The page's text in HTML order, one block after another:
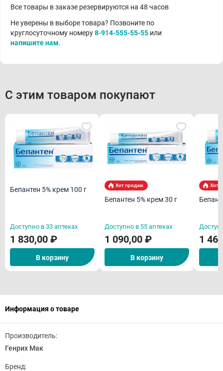
Все товары в заказе резервируются на 48 часов
Не уверены в выборе товара? Позвоните по
круглосуточному номеру8-914-555-55-55 или
напишите нам.
С этим товаром покупают
Бепантен 5% крем 100 г
Доступно в 33 аптеках
1 830,00 ₽
В корзину
Хит продаж
Бепантен 5% крем 30 г
Доступно в 55 аптеках
1 090,00 ₽
В корзину
Хит
1
Информация о товаре
Производитель:
Генрих Мак
Бренд: